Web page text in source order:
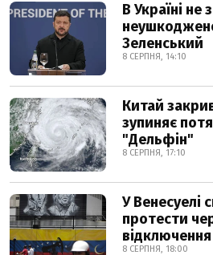
В Україні
Зеленський
8 СЕРПНЯ, 14:10
Китай
зупиняє
"Дельфін"
8 СЕРПНЯ, 17:10
У Венесуелі
протести
відключення
8 СЕРПНЯ, 18:00